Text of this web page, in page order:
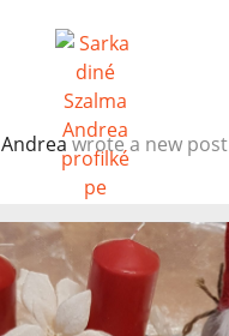
wrote a new post